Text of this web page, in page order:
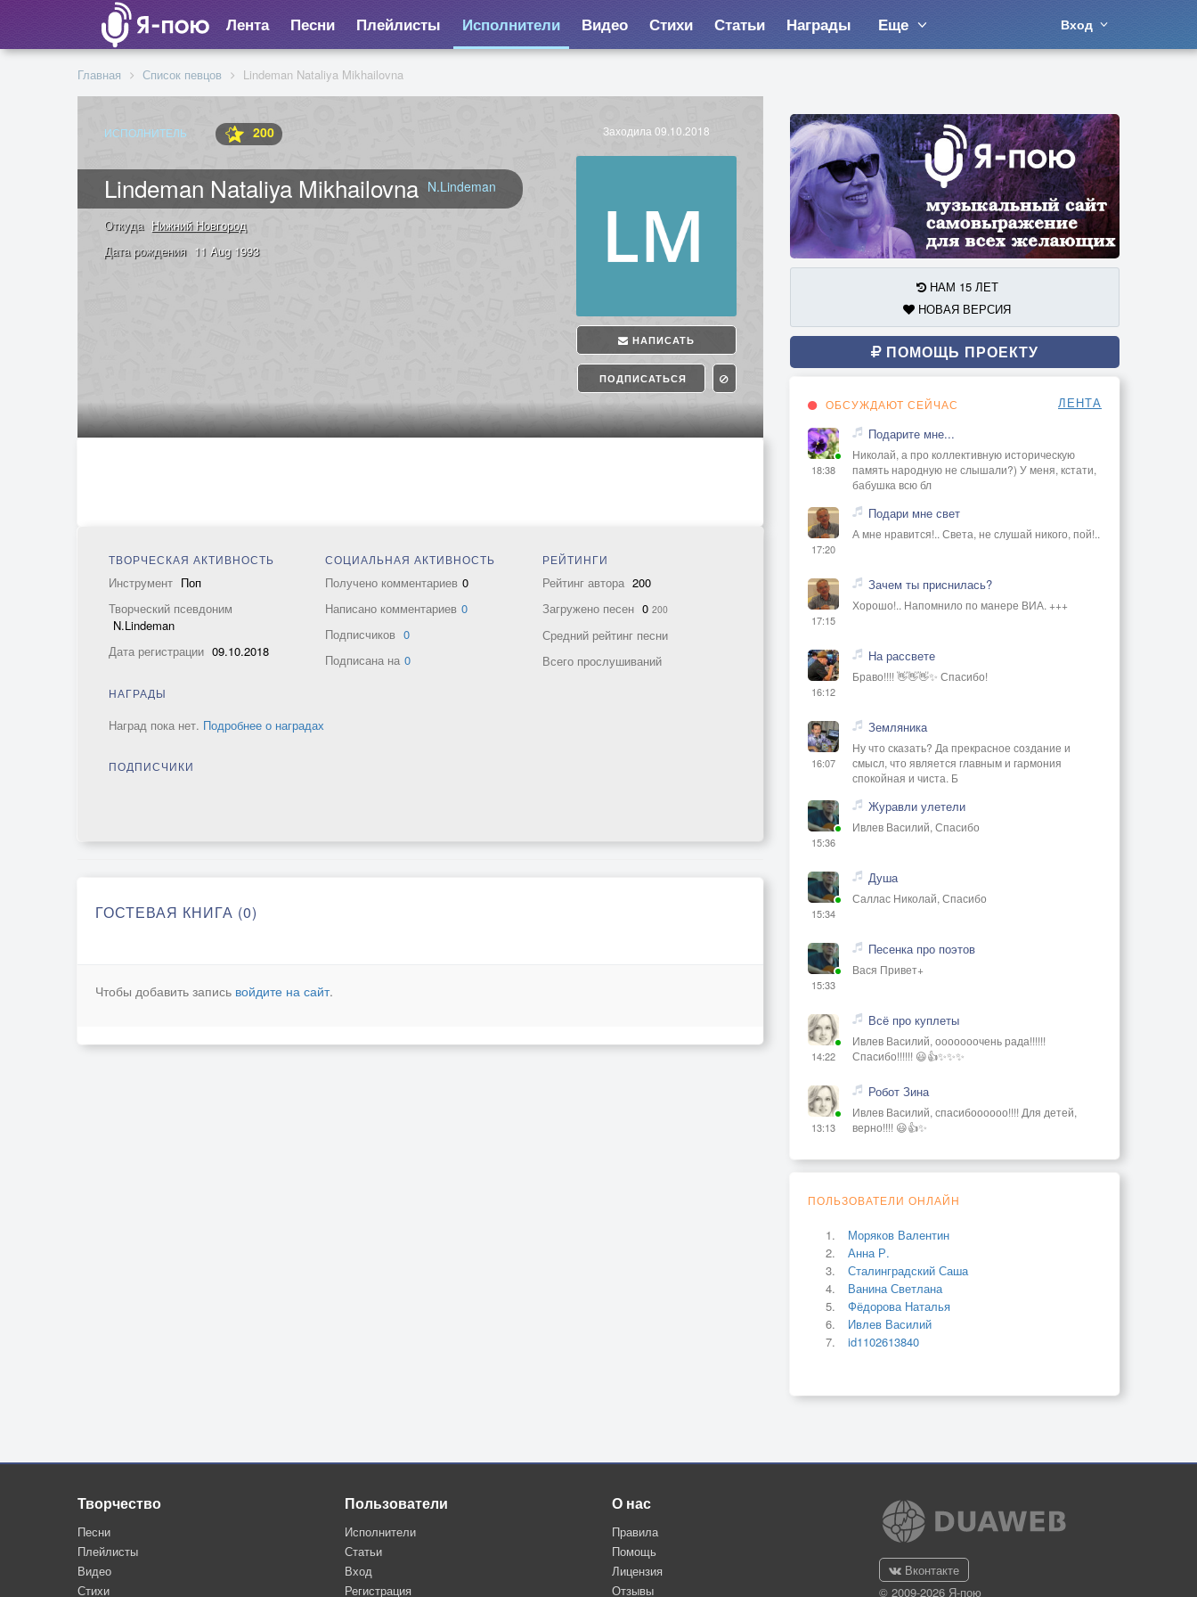
Лента Песни Плейлисты Исполнители Видео Стихи Статьи Награды Еще Вход
Главная Список певцов Lindeman Nataliya Mikhailovna
ИСПОЛНИТЕЛЬ 200
Lindeman Nataliya Mikhailovna N.Lindeman
Заходила 09.10.2018
НАПИСАТЬ
ПОДПИСАТЬСЯ
Откуда Нижний Новгород
Дата рождения 11 Aug 1993
ТВОРЧЕСКАЯ АКТИВНОСТЬ
Инструмент Поп
Творческий псевдоним
N.Lindeman
Дата регистрации 09.10.2018
СОЦИАЛЬНАЯ АКТИВНОСТЬ
Получено комментариев 0
Написано комментариев 0
Подписчиков 0
Подписана на 0
РЕЙТИНГИ
Рейтинг автора 200
Загружено песен 0 200
Средний рейтинг песни
Всего прослушиваний
НАГРАДЫ
Наград пока нет. Подробнее о наградах
ПОДПИСЧИКИ
ГОСТЕВАЯ КНИГА (0)
Чтобы добавить запись войдите на сайт.
НАМ 15 ЛЕТ
НОВАЯ ВЕРСИЯ
ПОМОЩЬ ПРОЕКТУ
ОБСУЖДАЮТ СЕЙЧАС ЛЕНТА
18:38
Подарите мне...
Николай, а про коллективную историческую
память народную не слышали?) У меня, кстати,
бабушка всю бл
17:20
Подари мне свет
А мне нравится!.. Света, не слушай никого, пой!..
17:15
Зачем ты приснилась?
Хорошо!.. Напомнило по манере ВИА. +++
16:12
На рассвете
Браво!!!! 👋👋👋✨ Спасибо!
16:07
Земляника
Ну что сказать? Да прекрасное создание и
смысл, что является главным и гармония
спокойная и чиста. Б
15:36
Журавли улетели
Ивлев Василий, Спасибо
15:34
Душа
Саллас Николай, Спасибо
15:33
Песенка про поэтов
Вася Привет+
14:22
Всё про куплеты
Ивлев Василий, ооооооочень рада!!!!!!
Спасибо!!!!!! 😃👍✨✨✨
13:13
Робот Зина
Ивлев Василий, спасибоооооо!!!! Для детей,
верно!!!! 😃👍✨
ПОЛЬЗОВАТЕЛИ ОНЛАЙН
Моряков Валентин
Анна Р.
Сталинградский Саша
Ванина Светлана
Фёдорова Наталья
Ивлев Василий
id1102613840
Творчество
Песни
Плейлисты
Видео
Стихи
Пользователи
Исполнители
Статьи
Вход
Регистрация
О нас
Правила
Помощь
Лицензия
Отзывы
Вконтакте
© 2009-2026 Я-пою